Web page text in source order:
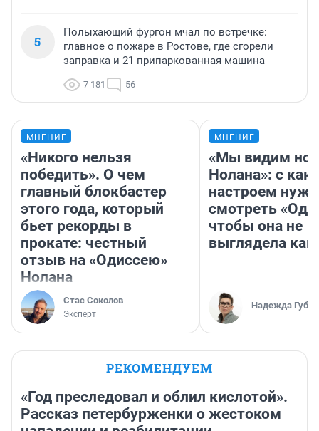
5
Полыхающий фургон мчал по встречке:
главное о пожаре в Ростове, где сгорели
заправка и 21 припаркованная машина
7 181 56
МНЕНИЕ
«Никого нельзя
победить». О чем
главный блокбастер
этого года, который
бьет рекорды в
прокате: честный
отзыв на «Одиссею»
Нолана
Стас Соколов
Эксперт
МНЕНИЕ
«Мы видим
Нолана»: с
настроем
смотреть
чтобы она не
выглядела как
Надежда
РЕКОМЕНДУЕМ
«Год преследовал и облил кислотой».
Рассказ петербурженки о жестоком